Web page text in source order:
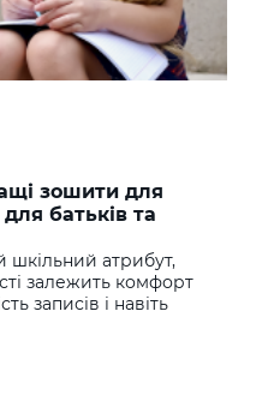
зошити для
батьків та
атрибут,
залежить комфорт
записів і навіть